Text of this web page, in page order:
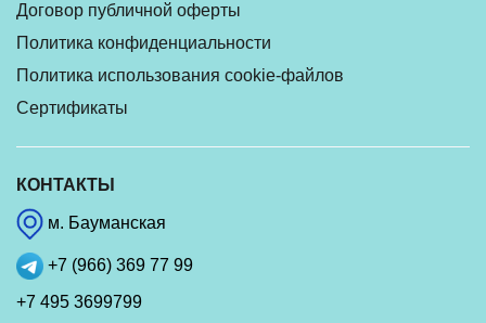
Договор публичной оферты
Политика конфиденциальности
Политика использования cookie-файлов
Сертификаты
КОНТАКТЫ
м. Бауманская
+7 (966) 369 77 99
+7 495 3699799